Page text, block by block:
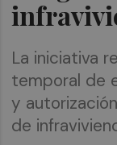
La iniciativa
temporal de
y
de